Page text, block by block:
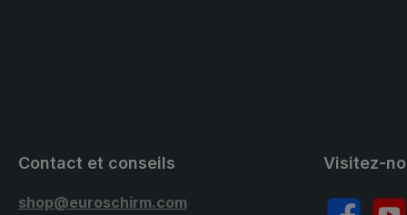
Visitez-
Contact et conseils
shop@euroschirm.com